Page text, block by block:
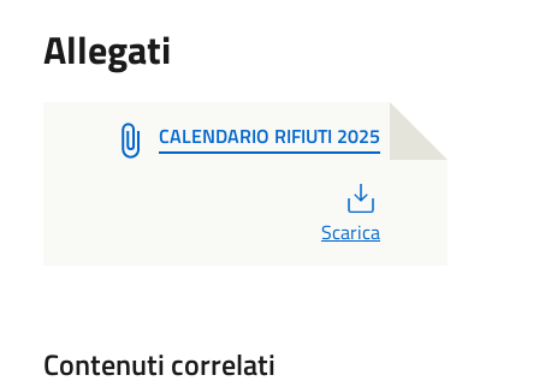
Allegati
CALENDARIO RIFIUTI 2025
Scarica
Contenuti correlati